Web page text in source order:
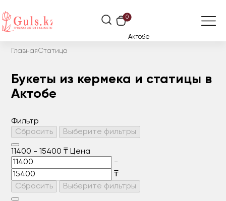
0
Актобе
ГлавнаяСтатица
Букеты из кермека и статицы в
Актобе
Фильтр
Сбросить
Выберите фильтры
11400 -15400 ₸ Цена
-
₸
Сбросить
Выберите фильтры